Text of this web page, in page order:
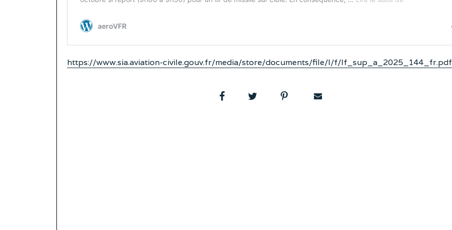
https://www.sia.aviation-civile.gouv.fr/media/store/documents/file/l/f/lf_sup_a_2025_144_fr.pdf